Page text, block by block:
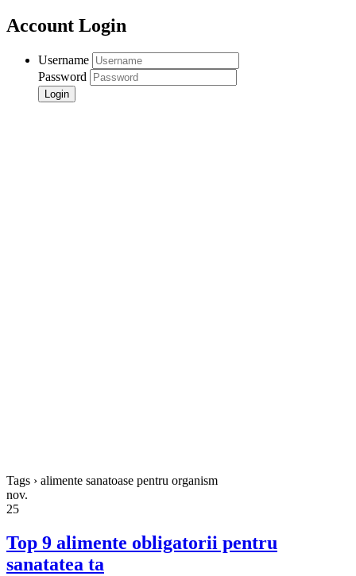
Account Login
Username
Password
Tags › alimente sanatoase pentru organism
nov.
25
Top 9 alimente obligatorii pentru
sanatatea ta